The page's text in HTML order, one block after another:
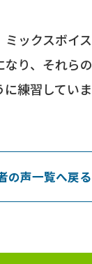
ックスボイ
り、それら
練習していま
の声一覧へ戻る